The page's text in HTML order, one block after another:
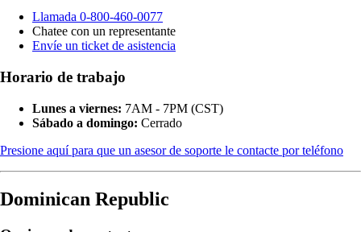
Llamada 0-800-460-0077
Chatee con un representante
Envíe un ticket de asistencia
Horario de trabajo
Lunes a viernes: 7AM - 7PM (CST)
Sábado a domingo: Cerrado
Presione aquí para que un asesor de soporte le contacte por teléfono
Dominican Republic